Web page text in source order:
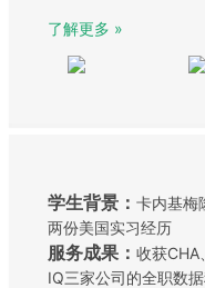
了解更多 »
学生背景： 卡内基梅
两份美国实习经历
服务成果： 收获
IQ三家公司的全职数